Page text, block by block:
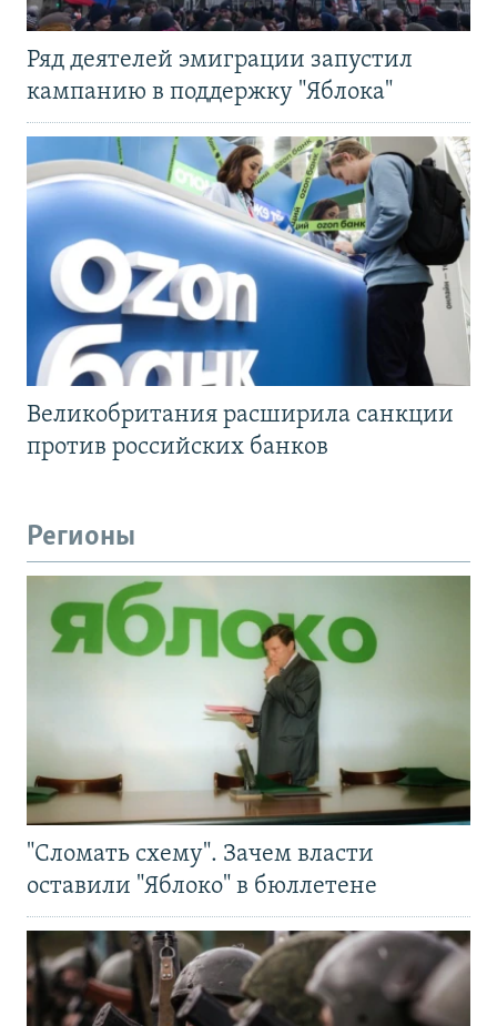
Ряд деятелей эмиграции запустил
кампанию в поддержку "Яблока"
Великобритания расширила санкции
против российских банков
Регионы
"Сломать схему". Зачем власти
оставили "Яблоко" в бюллетене